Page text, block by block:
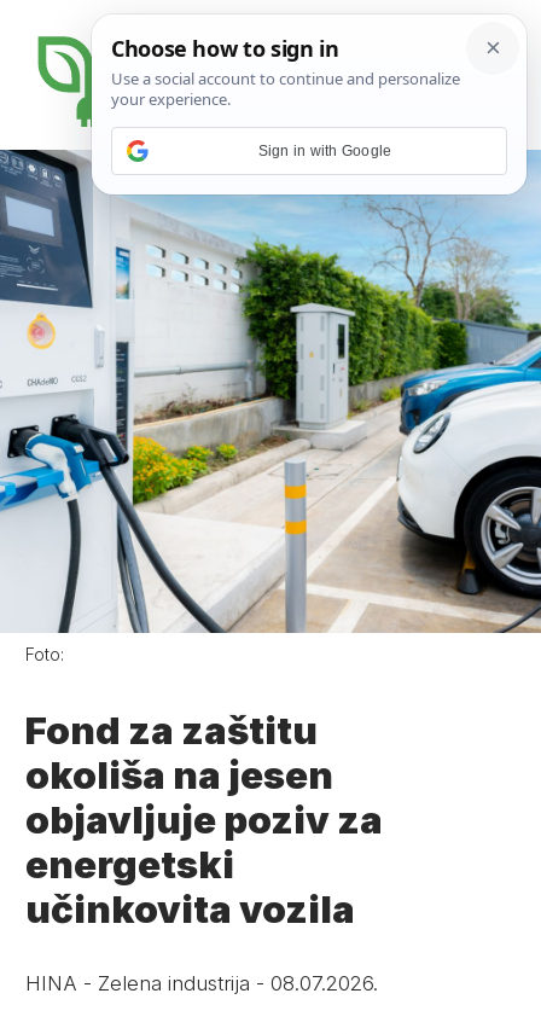
Foto:
Fond za zaštitu
okoliša na jesen
objavljuje poziv za
energetski
učinkovita vozila
HINA - Zelena industrija -08.07.2026.
Sign in with Google